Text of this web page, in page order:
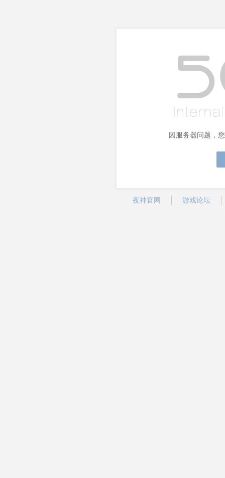
因服务器问题，
夜神官网 游戏论坛